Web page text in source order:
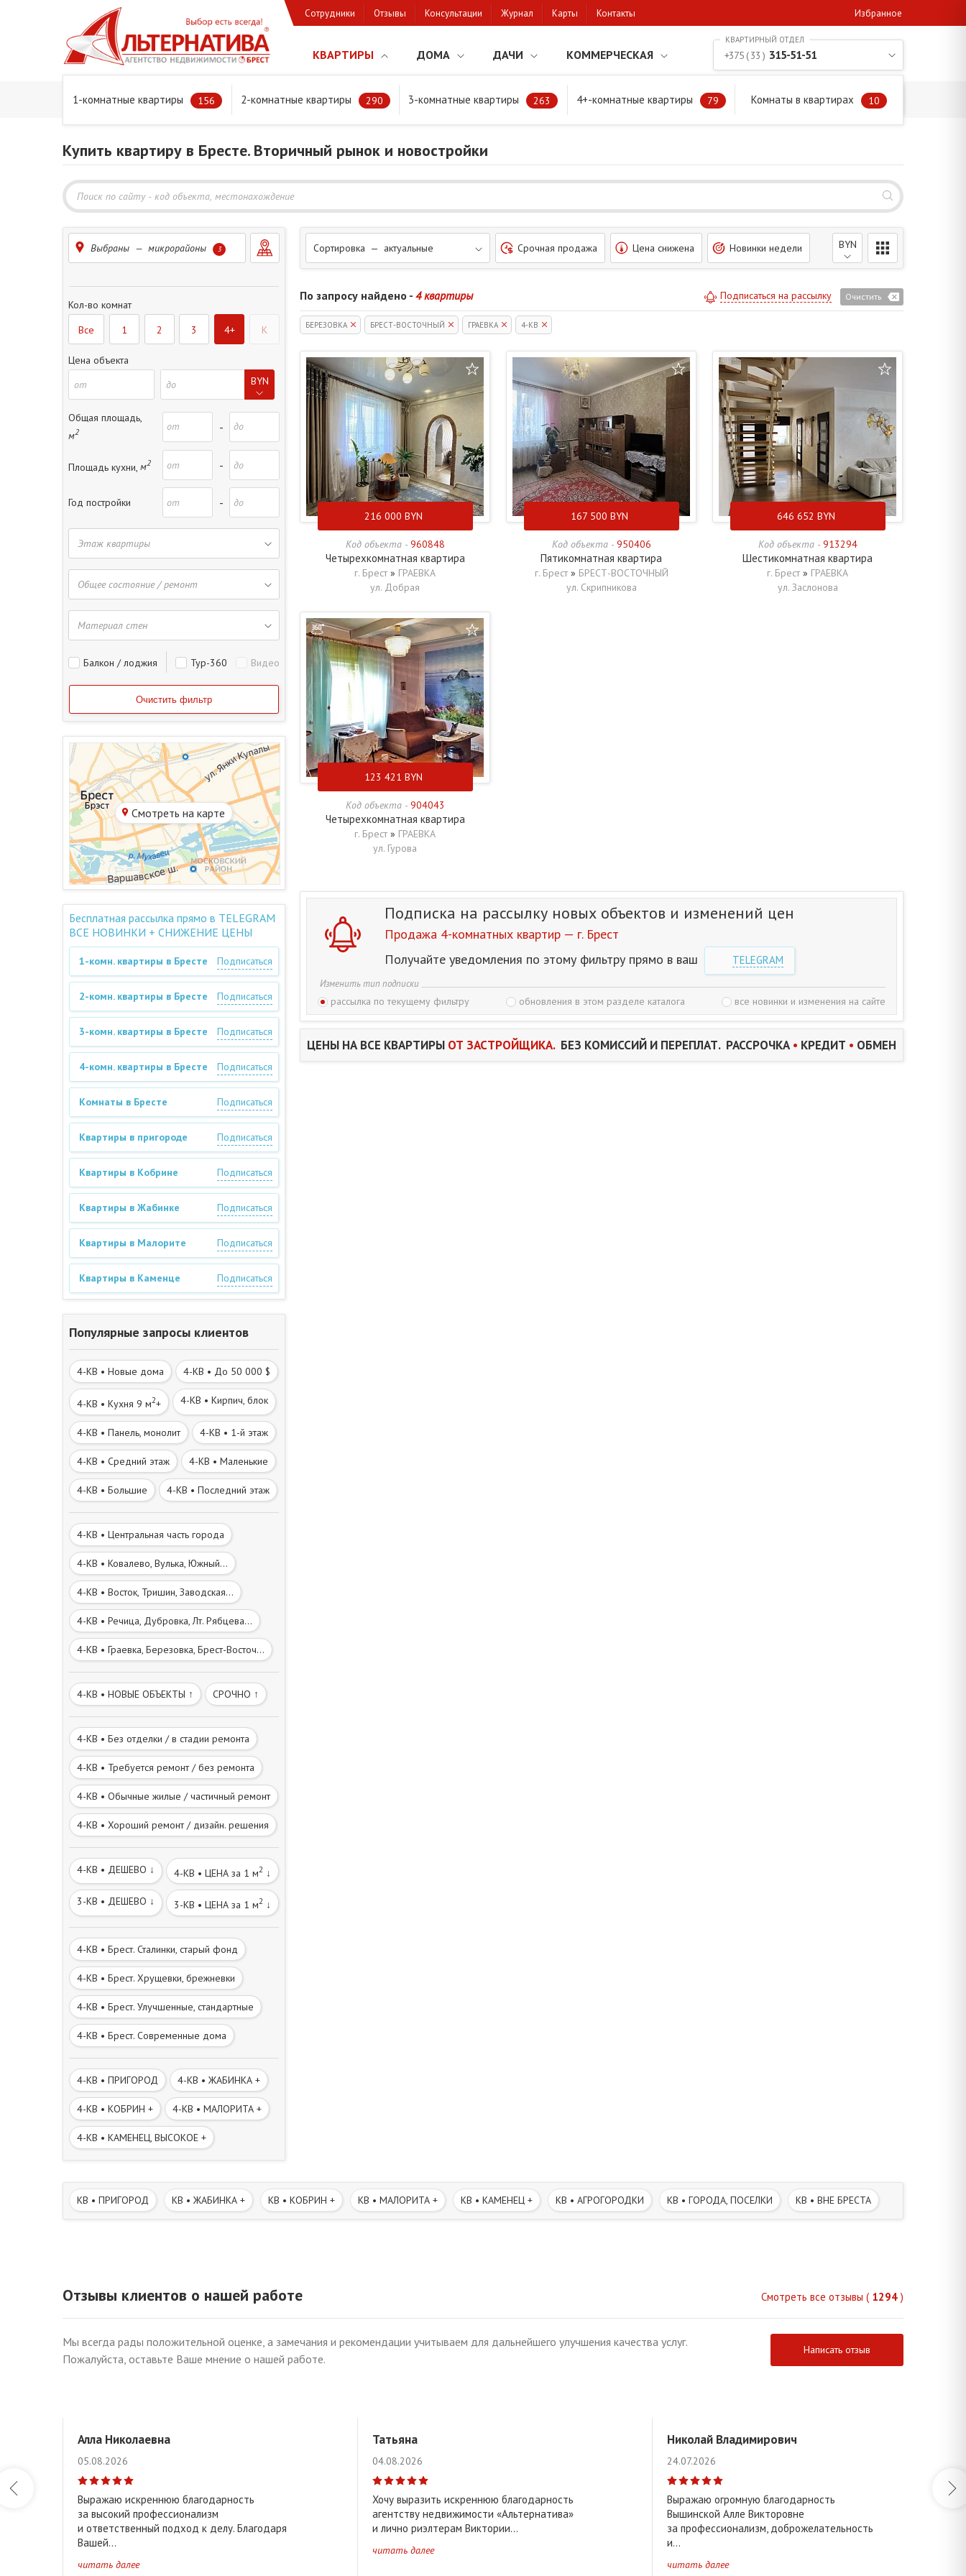
Сотрудники Отзывы Консультации Журнал Карты Контакты Избранное
КВАРТИРЫ ДОМА ДАЧИ КОММЕРЧЕСКАЯ
1-комнатные квартиры 156 2-комнатные квартиры 290 3-комнатные квартиры 263 4+-комнатные квартиры 79 Комнаты в квартирах 10
+375 ( 33 ) 315-51-51
Главная Предложения Квартиры
Купить квартиру в Бресте. Вторичный рынок и новостройки
Выбраны — микрорайоны 3
Кол-во комнат
Все
1 2 3 4+ K
Цена объекта
BYN
Общая площадь,
м2 -
Площадь кухни, м2 -
Год постройки -
Балкон / лоджия Тур-360 Видео
Смотреть на карте
Бесплатная рассылка прямо в TELEGRAM
ВСЕ НОВИНКИ + СНИЖЕНИЕ ЦЕНЫ
1-комн. квартиры в Бресте Подписаться
2-комн. квартиры в Бресте Подписаться
3-комн. квартиры в Бресте Подписаться
4-комн. квартиры в Бресте Подписаться
Комнаты в Бресте Подписаться
Квартиры в пригороде Подписаться
Квартиры в Кобрине Подписаться
Квартиры в Жабинке Подписаться
Квартиры в Малорите Подписаться
Квартиры в Каменце Подписаться
Популярные запросы клиентов
4-КВ • Новые дома 4-КВ • До 50 000 $
4-КВ • Кухня 9 м2+ 4-КВ • Кирпич, блок
4-КВ • Панель, монолит 4-КВ • 1-й этаж
4-КВ • Средний этаж 4-КВ • Маленькие
4-КВ • Большие 4-КВ • Последний этаж
4-КВ • Центральная часть города
4-КВ • Ковалево, Вулька, Южный...
4-КВ • Восток, Тришин, Заводская...
4-КВ • Речица, Дубровка, Лт. Рябцева...
4-КВ • Граевка, Березовка, Брест-Восточ...
4-КВ • НОВЫЕ ОБЪЕКТЫ ↑ СРОЧНО ↑
4-КВ • Без отделки / в стадии ремонта
4-КВ • Требуется ремонт / без ремонта
4-КВ • Обычные жилые / частичный ремонт
4-КВ • Хороший ремонт / дизайн. решения
4-КВ • ДЕШЕВО ↓ 4-КВ • ЦЕНА за 1 м2 ↓
3-КВ • ДЕШЕВО ↓ 3-КВ • ЦЕНА за 1 м2 ↓
4-КВ • Брест. Сталинки, старый фонд
4-КВ • Брест. Хрущевки, брежневки
4-КВ • Брест. Улучшенные, стандартные
4-КВ • Брест. Современные дома
4-КВ • ПРИГОРОД 4-КВ • ЖАБИНКА +
4-КВ • КОБРИН + 4-КВ • МАЛОРИТА +
4-КВ • КАМЕНЕЦ, ВЫСОКОЕ +
Сортировка — актуальные Срочная продажа Цена снижена Новинки недели BYN
По запросу найдено - 4 квартиры Очистить
Подписаться на рассылку
БЕРЕЗОВКА БРЕСТ-ВОСТОЧНЫЙ ГРАЕВКА 4-КВ
216 000 BYN
Код объекта - 960848
Четырехкомнатная квартира
г. Брест » ГРАЕВКА
ул. Добрая
167 500 BYN
Код объекта - 950406
Пятикомнатная квартира
г. Брест » БРЕСТ-ВОСТОЧНЫЙ
ул. Скрипникова
646 652 BYN
Код объекта - 913294
Шестикомнатная квартира
г. Брест » ГРАЕВКА
ул. Заслонова
123 421 BYN
Код объекта - 904043
Четырехкомнатная квартира
г. Брест » ГРАЕВКА
ул. Гурова
Подписка на рассылку новых объектов и изменений цен
Продажа 4-комнатных квартир — г. Брест
Получайте уведомления по этому фильтру прямо в ваш
TELEGRAM
Изменить тип подписки
рассылка по текущему фильтру обновления в этом разделе каталога все новинки и изменения на сайте
ЦЕНЫ НА ВСЕ КВАРТИРЫ ОТ ЗАСТРОЙЩИКА.БЕЗ КОМИССИЙ И ПЕРЕПЛАТ. РАССРОЧКА • КРЕДИТ • ОБМЕН
КВ • ПРИГОРОД КВ • ЖАБИНКА + КВ • КОБРИН + КВ • МАЛОРИТА + КВ • КАМЕНЕЦ + КВ • АГРОГОРОДКИ КВ • ГОРОДА, ПОСЕЛКИ КВ • ВНЕ БРЕСТА
Отзывы клиентов о нашей работе Смотреть все отзывы ( 1294 )
Мы всегда рады положительной оценке, а замечания и рекомендации учитываем для дальнейшего улучшения качества услуг.
Пожалуйста, оставьте Ваше мнение о нашей работе.
Написать отзыв
Алла Николаевна
05.08.2026
Выражаю искреннюю благодарность
за высокий профессионализм
и ответственный подход к делу. Благодаря
Вашей...
читать далее
Татьяна
04.08.2026
Хочу выразить искреннюю благодарность
агентству недвижимости «Альтернатива»
и лично риэлтерам Виктории...
читать далее
Николай Владимирович
24.07.2026
Выражаю огромную благодарность
Вышинской Алле Викторовне
за профессионализм, доброжелательность
и...
читать далее